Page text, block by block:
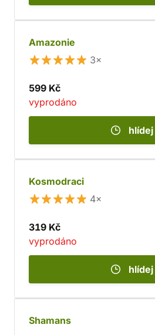
Amazonie
3×
599 Kč
vyprodáno
hlídej
Kosmodraci
4×
319 Kč
vyprodáno
hlídej
Shamans